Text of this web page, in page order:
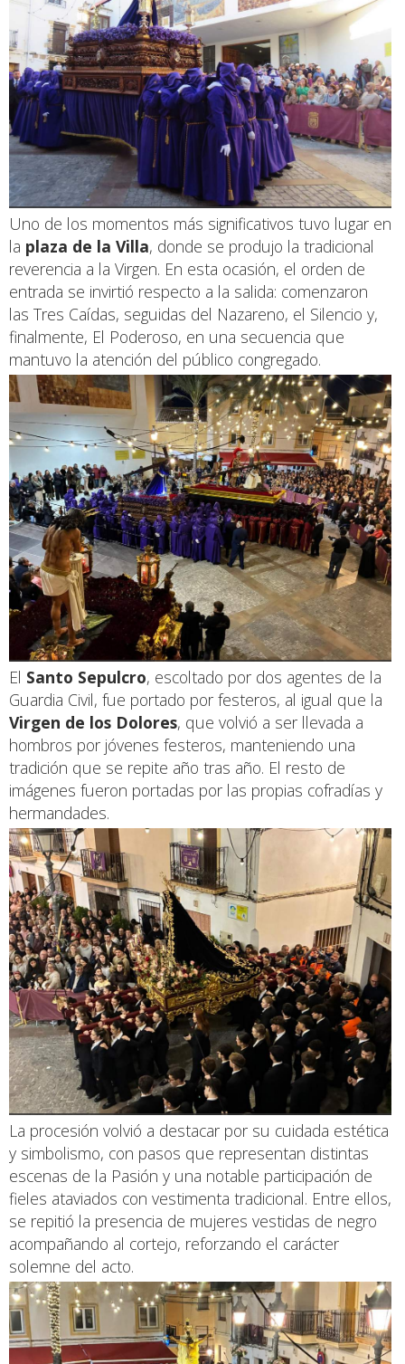
Uno de los momentos más significativos tuvo lugar en
la plaza de la Villa, donde se produjo la tradicional
reverencia a la Virgen. En esta ocasión, el orden de
entrada se invirtió respecto a la salida: comenzaron
las Tres Caídas, seguidas del Nazareno, el Silencio y,
finalmente, El Poderoso, en una secuencia que
mantuvo la atención del público congregado.
El Santo Sepulcro, escoltado por dos agentes de la
Guardia Civil, fue portado por festeros, al igual que la
Virgen de los Dolores, que volvió a ser llevada a
hombros por jóvenes festeros, manteniendo una
tradición que se repite año tras año. El resto de
imágenes fueron portadas por las propias cofradías y
hermandades.
La procesión volvió a destacar por su cuidada estética
y simbolismo, con pasos que representan distintas
escenas de la Pasión y una notable participación de
fieles ataviados con vestimenta tradicional. Entre ellos,
se repitió la presencia de mujeres vestidas de negro
acompañando al cortejo, reforzando el carácter
solemne del acto.